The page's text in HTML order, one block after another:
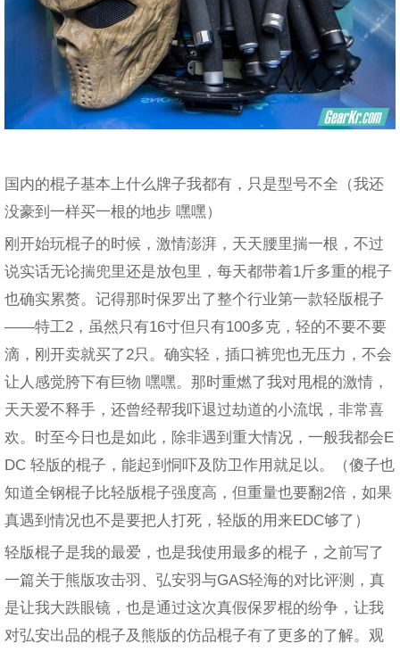
国内的棍子基本上什么牌子我都有，只是型号不全（我还
没豪到一样买一根的地步 嘿嘿）
刚开始玩棍子的时候，激情澎湃，天天腰里揣一根，不过
说实话无论揣兜里还是放包里，每天都带着1斤多重的棍子
也确实累赘。记得那时保罗出了整个行业第一款轻版棍子
——特工2，虽然只有16寸但只有100多克，轻的不要不要
滴，刚开卖就买了2只。确实轻，插口裤兜也无压力，不会
让人感觉胯下有巨物 嘿嘿。那时重燃了我对甩棍的激情，
天天爱不释手，还曾经帮我吓退过劫道的小流氓，非常喜
欢。时至今日也是如此，除非遇到重大情况，一般我都会E
DC 轻版的棍子，能起到恫吓及防卫作用就足以。（傻子也
知道全钢棍子比轻版棍子强度高，但重量也要翻2倍，如果
真遇到情况也不是要把人打死，轻版的用来EDC够了）
轻版棍子是我的最爱，也是我使用最多的棍子，之前写了
一篇关于熊版攻击羽、弘安羽与GAS轻海的对比评测，真
是让我大跌眼镜，也是通过这次真假保罗棍的纷争，让我
对弘安出品的棍子及熊版的仿品棍子有了更多的了解。观